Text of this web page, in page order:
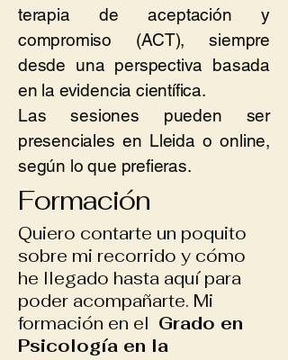
terapia de aceptación y
compromiso (ACT), siempre
desde una perspectiva basada
en la evidencia científica.
Las sesiones pueden ser
presenciales en Lleida o online,
según lo que prefieras.
Formación
Quiero contarte un poquito
sobre mi recorrido y cómo
he llegado hasta aquí para
poder acompañarte. Mi
formación en el Grado en
Psicología en la